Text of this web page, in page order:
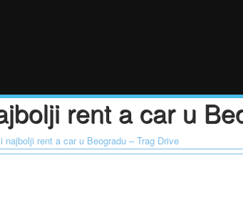
rent a car u
najbolji rent a car u Beogradu – Trag Drive